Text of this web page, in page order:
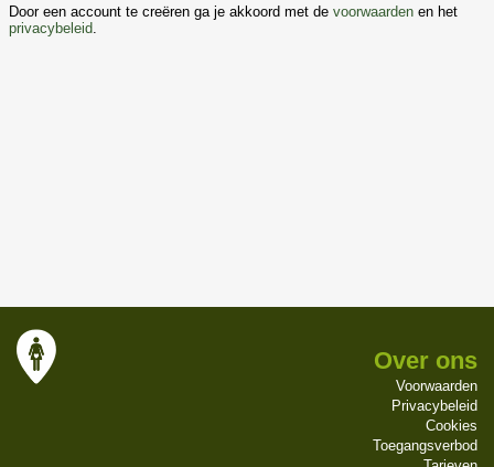
Door een account te creëren ga je akkoord met de voorwaarden en het
privacybeleid.
Over ons
Voorwaarden
Privacybeleid
Cookies
Toegangsverbod